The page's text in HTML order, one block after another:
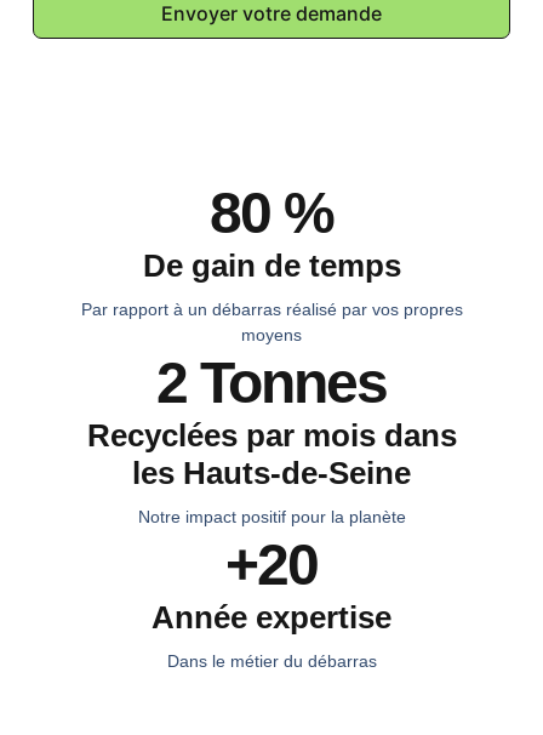
80 %
De gain de temps
Par rapport à un débarras réalisé par vos propres
moyens
2 Tonnes
Recyclées par mois dans
les Hauts-de-Seine
Notre impact positif pour la planète
+20
Année expertise
Dans le métier du débarras
Envoyer votre demande